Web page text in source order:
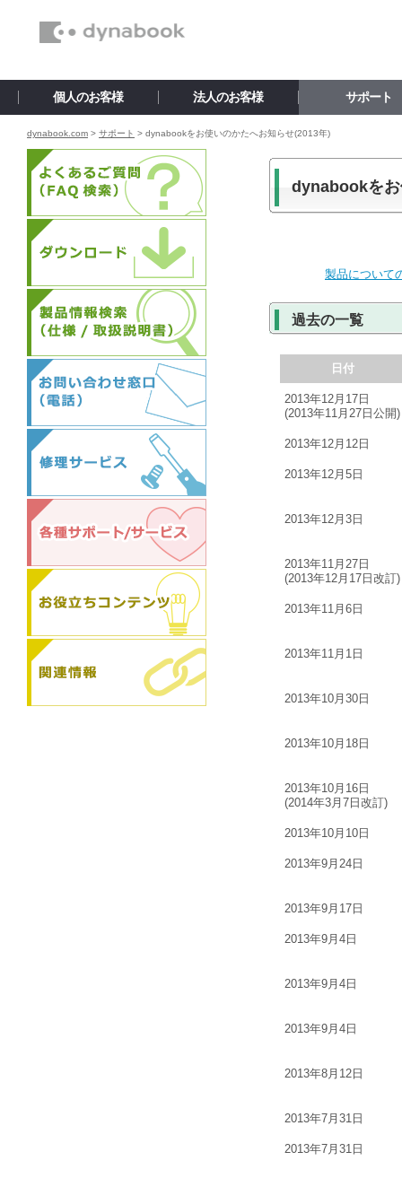
個人のお客様 法人のお客様 サポート
dynabook.com > サポート > dynabookをお使いのかたへお知らせ(2013年)
dynabookをお
製品について
過去の一覧
日付
2013年12月17日
(2013年11月27日公開)
2013年12月12日
2013年12月5日
2013年12月3日
2013年11月27日
(2013年12月17日改訂)
2013年11月6日
2013年11月1日
2013年10月30日
2013年10月18日
2013年10月16日
(2014年3月7日改訂)
2013年10月10日
2013年9月24日
2013年9月17日
2013年9月4日
2013年9月4日
2013年9月4日
2013年8月12日
2013年7月31日
2013年7月31日